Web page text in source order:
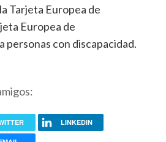
Tarjeta Europea de
Europea de
personas con discapacidad.
LINKEDIN